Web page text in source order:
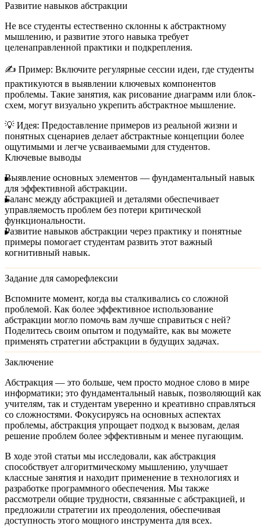
Развитие навыков абстракции
Не все студенты естественно склонны к абстрактному
мышлению, и развитие этого навыка требует
целенаправленной практики и подкрепления.
✍️ Пример: Включите регулярные сессии идеи, где студенты
практикуются в выявлении ключевых компонентов
проблемы. Такие занятия, как рисование диаграмм или блок-
схем, могут визуально укрепить абстрактное мышление.
💡 Идея: Предоставление примеров из реальной жизни и
понятных сценариев делает абстрактные концепции более
ощутимыми и легче усваиваемыми для студентов.
Ключевые выводы
Выявление основных элементов — фундаментальный навык
для эффективной абстракции.
Баланс между абстракцией и деталями обеспечивает
управляемость проблем без потери критической
функциональности.
Развитие навыков абстракции через практику и понятные
примеры помогает студентам развить этот важный
когнитивный навык.
Задание для саморефлексии
Вспомните момент, когда вы сталкивались со сложной
проблемой. Как более эффективное использование
абстракции могло помочь вам лучше справиться с ней?
Поделитесь своим опытом и подумайте, как вы можете
применять стратегии абстракции в будущих задачах.
Заключение
Абстракция — это больше, чем просто модное слово в мире
информатики; это фундаментальный навык, позволяющий как
учителям, так и студентам уверенно и креативно справляться
со сложностями. Фокусируясь на основных аспектах
проблемы, абстракция упрощает подход к вызовам, делая
решение проблем более эффективным и менее пугающим.
В ходе этой статьи мы исследовали, как абстракция
способствует алгоритмическому мышлению, улучшает
классные занятия и находит применение в технологиях и
разработке программного обеспечения. Мы также
рассмотрели общие трудности, связанные с абстракцией, и
предложили стратегии их преодоления, обеспечивая
доступность этого мощного инструмента для всех.